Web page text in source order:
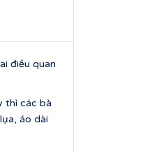
điều quan
thì các bà
áo dài